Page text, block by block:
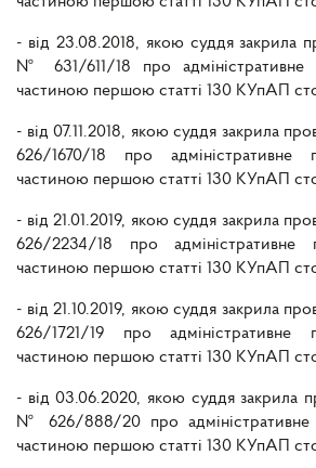
- від 23.08.2018, якою суддя закрила
№ 631/611/18 про адміністративне
частиною першою статті 130 КУпАП
- від 07.11.2018, якою суддя закрила
626/1670/18 про адміністративне
частиною першою статті 130 КУпАП
- від 21.01.2019, якою суддя закрила
626/2234/18 про адміністративне
частиною першою статті 130 КУпАП
- від 21.10.2019, якою суддя закрила
626/1721/19 про адміністративне
частиною першою статті 130 КУпАП
- від 03.06.2020, якою суддя закрила
№ 626/888/20 про адміністративне
частиною першою статті 130 КУпАП